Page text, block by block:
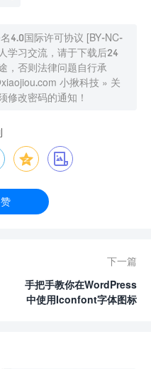
4.0国际许可协议 [BY-NC-
学习交流，请于下载后24
，否则法律问题自行承
小揪科技 » 关
修改密码的通知！
 
下一篇
手把手教你在WordPress
中使用Iconfont字体图标